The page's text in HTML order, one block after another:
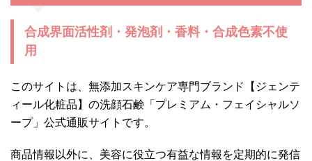
合成界面活性剤・発泡剤・香料・合成色素不使
用
このサイトは、無添加スキンケア専門ブランド【ジェンテ
ィール化粧品】の洗顔石鹸「プレミアム・フェイシャルソ
ープ」公式通販サイトです。
商品情報以外に、美容に役立つ有益な情報を定期的に発信